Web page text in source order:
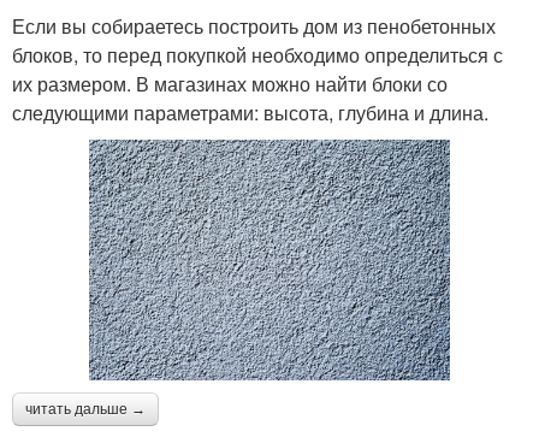
Если вы собираетесь построить дом из пенобетонных
блоков, то перед покупкой необходимо определиться с
их размером. В магазинах можно найти блоки со
следующими параметрами: высота, глубина и длина.
читать дальше →